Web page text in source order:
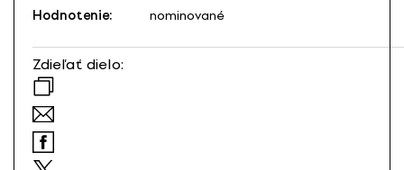
Hodnotenie:
nominované
Zdieľať dielo: